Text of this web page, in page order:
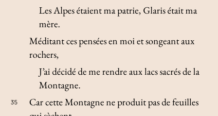
Les Alpes étaient ma patrie, Glaris était ma
mère.
Méditant ces pensées en moi et songeant aux
rochers,
J’ai décidé de me rendre aux lacs sacrés de la
Montagne.
35
Car cette Montagne ne produit pas de feuilles